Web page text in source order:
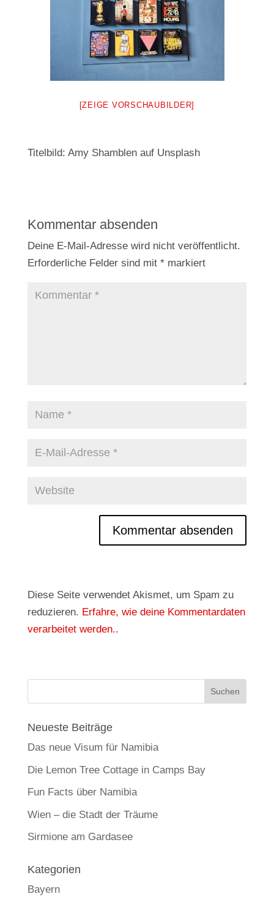
[ZEIGE VORSCHAUBILDER]
Titelbild: Amy Shamblen auf Unsplash
Kommentar absenden
Deine E-Mail-Adresse wird nicht veröffentlicht.
Erforderliche Felder sind mit *markiert
Diese Seite verwendet Akismet, um Spam zu
reduzieren. Erfahre, wie deine Kommentardaten
verarbeitet werden..
Neueste Beiträge
Das neue Visum für Namibia
Die Lemon Tree Cottage in Camps Bay
Fun Facts über Namibia
Wien – die Stadt der Träume
Sirmione am Gardasee
Kategorien
Bayern